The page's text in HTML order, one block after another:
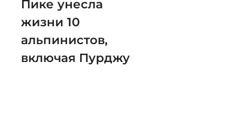
Пике унесла
жизни 10
альпинистов,
включая Пурджу